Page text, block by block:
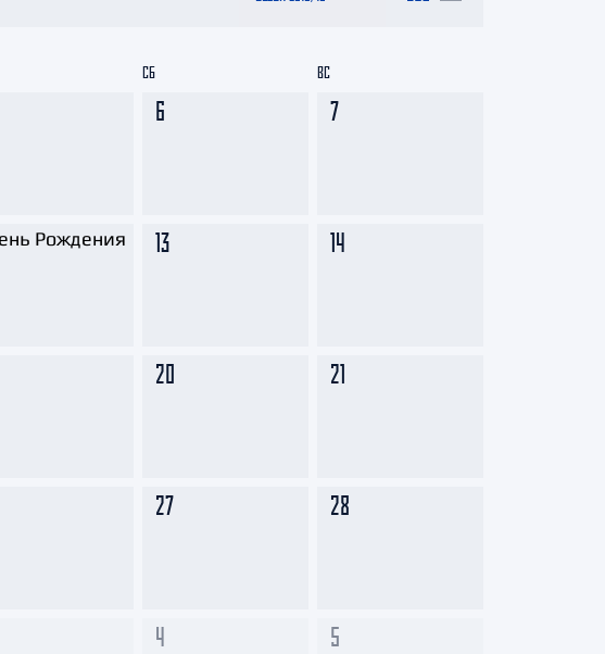
6 7
13 14
20 21
27 28
4 5
СБ ВС